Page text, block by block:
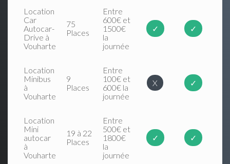
Location
Car
Autocar-
Drive à
Vouharte
75
Places
Entre
600€ et
1500€
la
journée
✓ ✓
Location
Minibus
à
Vouharte
9
Places
Entre
100€ et
600€ la
journée
X ✓
Location
Mini
autocar
à
Vouharte
19 à 22
Places
Entre
500€ et
1800€
la
journée
✓ ✓